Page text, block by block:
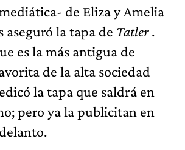
de Eliza y Amelia
aseguró la tapa de Tatler.
es la más antigua de
de la alta sociedad
la tapa que saldrá en
pero ya la publicitan en